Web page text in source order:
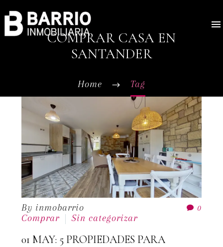
COMPRAR CASA EN
SANTANDER
Home Tag
0
By inmobarrio
Comprar
Sin categorizar
01 MAY: 5 PROPIEDADES PARA